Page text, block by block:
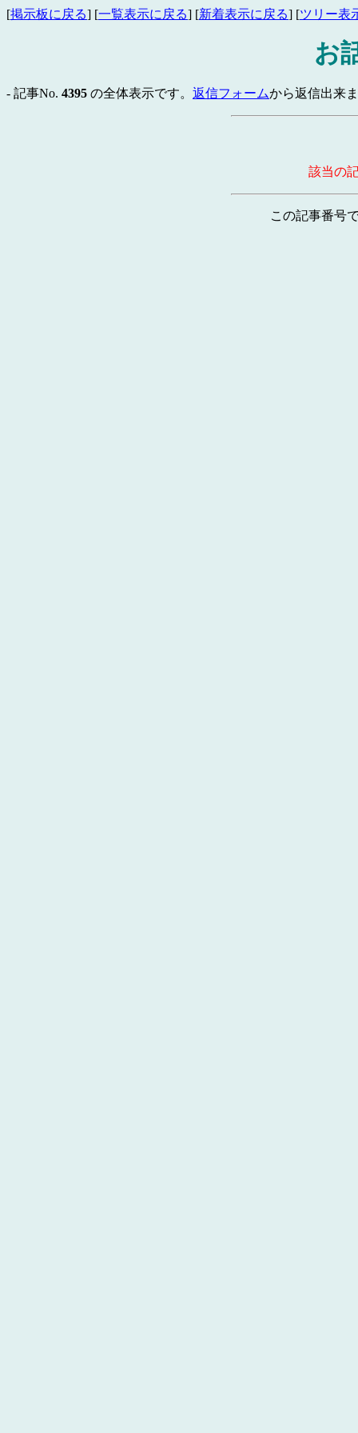
[掲示板に戻る] [一覧表示に戻る] [新着表示に戻る] [ツリー表
お
- 記事No. 4395 の全体表示です。 返信フォームから返信出来
該当の
この記事番号